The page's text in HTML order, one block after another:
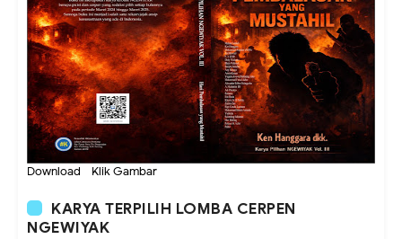
Download - Klik Gambar
KARYA TERPILIH LOMBA CERPEN
NGEWIYAK